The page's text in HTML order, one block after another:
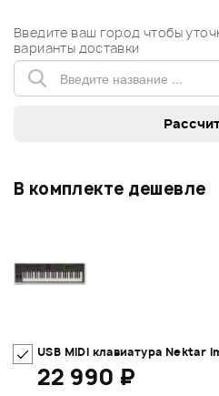
Введите ваш город чтобы
варианты доставки
В комплекте дешевле
USB MIDI клавиатура Nektar
22 990 ₽